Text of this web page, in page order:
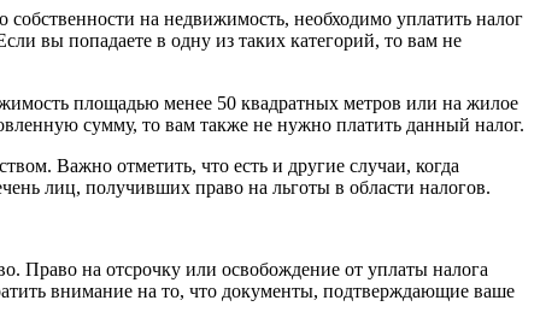
на недвижимость, необходимо уплатить налог
вы попадаете в одну из таких категорий, то вам не
площадью менее 50 квадратных метров или на жилое
сумму, то вам также не нужно платить данный налог.
Важно отметить, что есть и другие случаи, когда
лиц, получивших право на льготы в области налогов.
Право на отсрочку или освобождение от уплаты налога
внимание на то, что документы, подтверждающие ваше